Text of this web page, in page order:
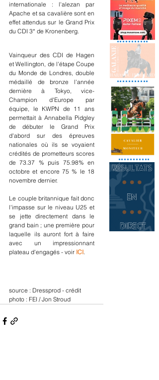
internationale : l'alezan par
Apache et sa cavalière sont en
effet attendus sur le Grand Prix
du CDI 3* de Kronenberg.
Vainqueur des CDI de Hagen
et Wellington, de l'étape Coupe
du Monde de Londres, double
médaillé de bronze l'année
dernière à Tokyo, vice-
Champion d'Europe par
équipe, le KWPN de 11 ans
permettait à Annabella Pidgley
de débuter le Grand Prix
d'abord sur des épreuves
nationales où ils se voyaient
crédités de prometteurs scores
de 73.37 % puis 75.98% en
octobre et encore 75 % le 18
novembre dernier.
Le couple britannique fait donc
l'impasse sur le niveau U25 et
se jette directement dans le
grand bain ; une première pour
laquelle ils auront fort à faire
avec un impressionnant
plateau d'engagés - voir ICI
source : Dressprod - crédit
photo : FEI / Jon Stroud